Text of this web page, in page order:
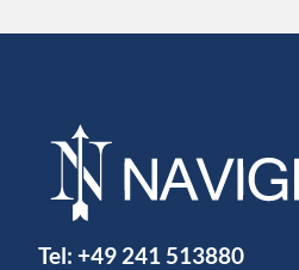
Tel: +49 241 513880